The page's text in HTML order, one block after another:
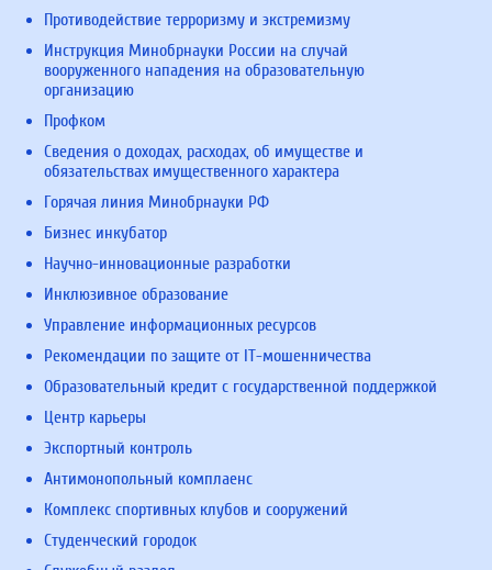
Противодействие терроризму и экстремизму
Инструкция Минобрнауки России на случай
вооруженного нападения на образовательную
организацию
Профком
Сведения о доходах, расходах, об имуществе и
обязательствах имущественного характера
Горячая линия Минобрнауки РФ
Бизнес инкубатор
Научно-инновационные разработки
Инклюзивное образование
Управление информационных ресурсов
Рекомендации по защите от IT-мошенничества
Образовательный кредит с государственной поддержкой
Центр карьеры
Экспортный контроль
Антимонопольный комплаенс
Комплекс спортивных клубов и сооружений
Студенческий городок